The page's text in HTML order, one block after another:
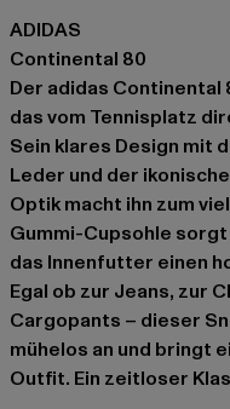
ADIDAS
Continental 80
Der adidas Continental
das vom Tennisplatz
Sein klares Design mit
Leder und der
Optik macht ihn zum
Gummi-Cupsohle
das Innenfutter einen
Egal ob zur Jeans, zur
Cargopants – dieser
mühelos an und bringt
Outfit. Ein zeitloser